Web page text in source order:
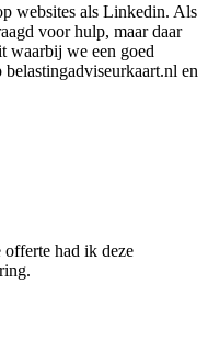
websites als Linkedin. Als
voor hulp, maar daar
waarbij we een goed
en
had ik deze